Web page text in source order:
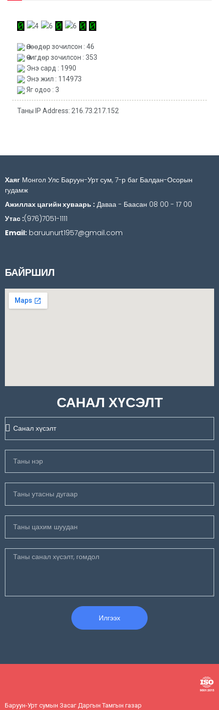
Өнөөдөр зочилсон : 46
Өчигдөр зочилсон : 353
Энэ сард : 1990
Энэ жил : 114973
Яг одоо : 3
Таны IP Address: 216.73.217.152
Хаяг Монгол Улс Баруун-Урт сум, 7-р баг Балдан-Осорын
гудамж
Ажиллах цагийн хуваарь : Даваа - Баасан 08 00 - 17 00
Утас :(976)7051-1111
Email: baruunurt1957@gmail.com
БАЙРШИЛ
САНАЛ ХҮСЭЛТ
Илгээх
Баруун-Урт сумын Засаг Даргын Тамгын газар